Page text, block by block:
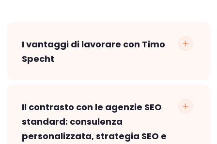
I vantaggi di lavorare con Timo
Specht
Il contrasto con le agenzie SEO
standard: consulenza
personalizzata, strategia SEO e